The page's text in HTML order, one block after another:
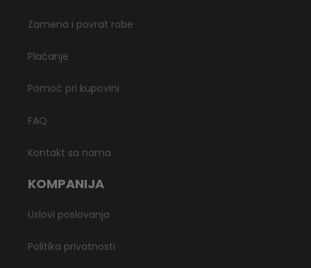
Zamena i povrat robe
Plaćanje
Pomoć pri kupovini
FAQ
Kontakt sa nama
KOMPANIJA
Uslovi poslovanja
Politika privatnosti